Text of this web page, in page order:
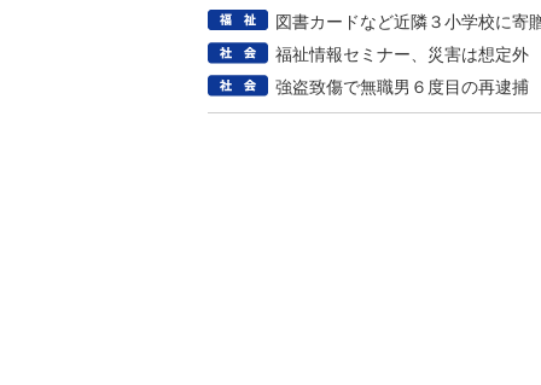
図書カードなど近隣３小学校に寄
福祉情報セミナー、災害は想定外
強盗致傷で無職男６度目の再逮捕